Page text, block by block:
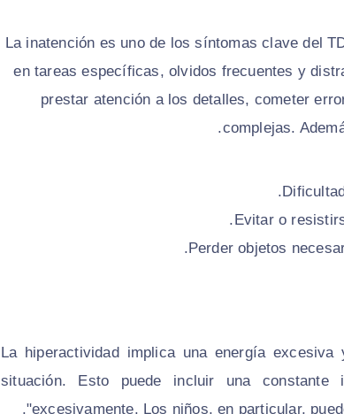
La inatención es uno de los síntomas clave del
en tareas específicas, olvidos frecuentes y
prestar atención a los detalles, cometer
complejas.
Evitar o
Perder objetos
La hiperactividad implica una energía
situación. Esto puede incluir una constante
excesivamente. Los niños, en particular,